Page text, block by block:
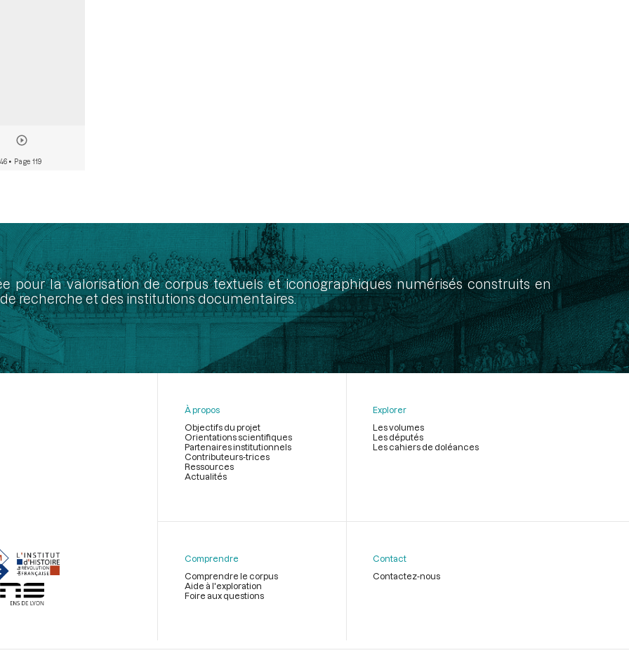
• Page 119
pour la valorisation de corpus textuels et iconographiques numérisés construits en
recherche et des institutions documentaires.
page
À propos
Objectifs du projet
Orientations scientifiques
Partenaires institutionnels
Contributeurs-trices
Ressources
Actualités
Explorer
Les volumes
Les députés
Les cahiers de doléances
Comprendre
Comprendre le corpus
Aide à l'exploration
Foire aux questions
Contact
Contactez-nous